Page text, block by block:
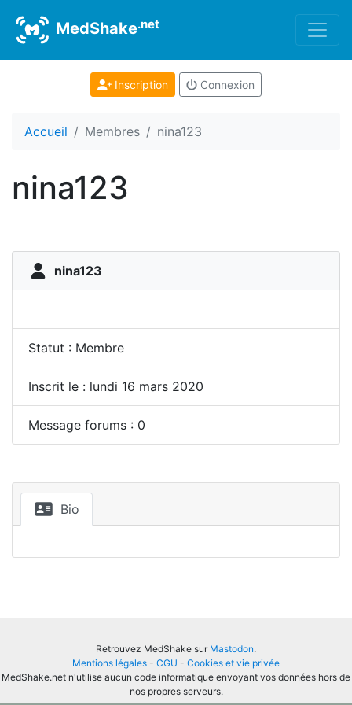
MedShake.net
Inscription Connexion
Accueil Membres nina123
nina123
nina123
Statut : Membre
Inscrit le : lundi 16 mars 2020
Message forums : 0
Bio
Retrouvez MedShake sur Mastodon.
Mentions légales - CGU - Cookies et vie privée
MedShake.net n'utilise aucun code informatique envoyant vos données hors de
nos propres serveurs.